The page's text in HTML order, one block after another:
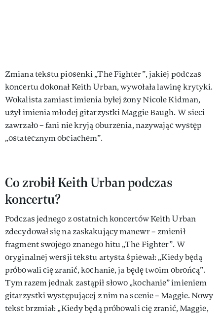
Zmiana tekstu piosenki „The Fighter”, jakiej podczas
koncertu dokonał Keith Urban, wywołała lawinę krytyki.
Wokalista zamiast imienia byłej żony Nicole Kidman,
użył imienia młodej gitarzystki Maggie Baugh. W sieci
zawrzało – fani nie kryją oburzenia, nazywając występ
„ostatecznym obciachem”.
Co zrobił Keith Urban podczas
koncertu?
Podczas jednego z ostatnich koncertów Keith Urban
zdecydował się na zaskakujący manewr – zmienił
fragment swojego znanego hitu „The Fighter”. W
oryginalnej wersji tekstu artysta śpiewał: „Kiedy będą
próbowali cię zranić, kochanie, ja będę twoim obrońcą”.
Tym razem jednak zastąpił słowo „kochanie” imieniem
gitarzystki występującej z nim na scenie – Maggie. Nowy
tekst brzmiał: „Kiedy będą próbowali cię zranić, Maggie,